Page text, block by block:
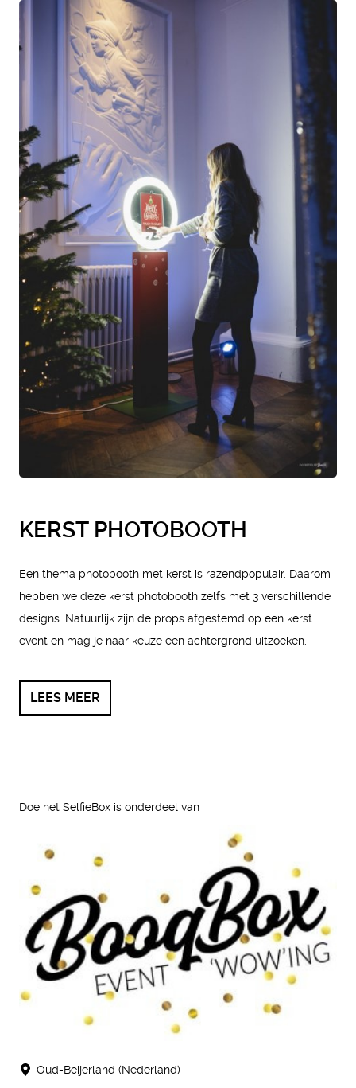
KERST PHOTOBOOTH
Een thema photobooth met kerst is razendpopulair. Daarom
hebben we deze kerst photobooth zelfs met 3 verschillende
designs. Natuurlijk zijn de props afgestemd op een kerst
event en mag je naar keuze een achtergrond uitzoeken.
LEES MEER
Doe het SelfieBox is onderdeel van
Oud-Beijerland (Nederland)